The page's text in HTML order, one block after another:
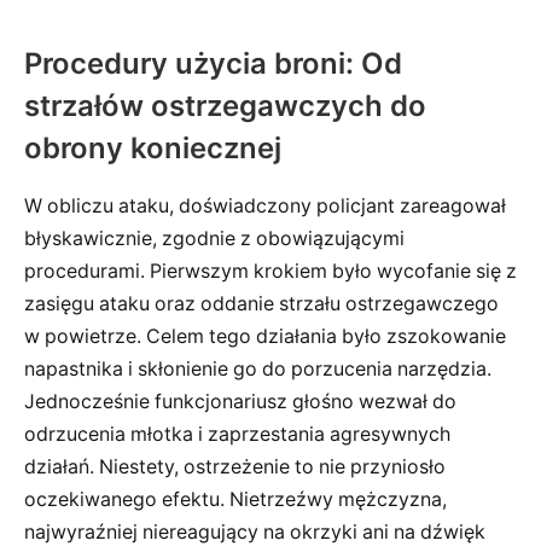
Procedury użycia broni: Od
strzałów ostrzegawczych do
obrony koniecznej
W obliczu ataku, doświadczony policjant zareagował
błyskawicznie, zgodnie z obowiązującymi
procedurami. Pierwszym krokiem było wycofanie się z
zasięgu ataku oraz oddanie strzału ostrzegawczego
w powietrze. Celem tego działania było zszokowanie
napastnika i skłonienie go do porzucenia narzędzia.
Jednocześnie funkcjonariusz głośno wezwał do
odrzucenia młotka i zaprzestania agresywnych
działań. Niestety, ostrzeżenie to nie przyniosło
oczekiwanego efektu. Nietrzeźwy mężczyzna,
najwyraźniej niereagujący na okrzyki ani na dźwięk